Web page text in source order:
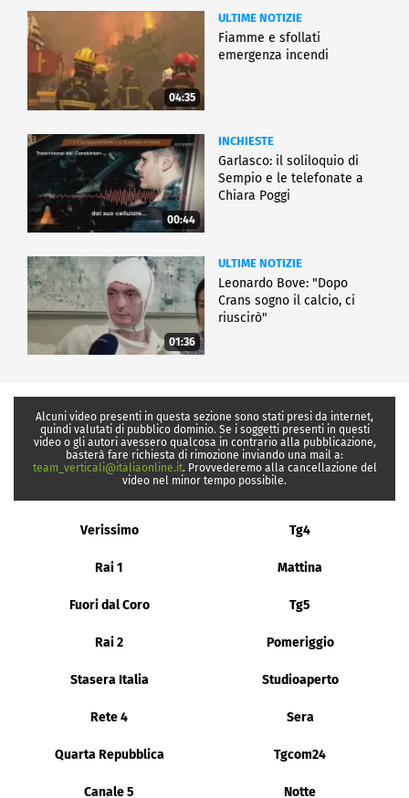
04:35
ULTIME NOTIZIE
Fiamme e sfollati
emergenza incendi
00:44
INCHIESTE
Garlasco: il soliloquio di
Sempio e le telefonate a
Chiara Poggi
01:36
ULTIME NOTIZIE
Leonardo Bove: "Dopo
Crans sogno il calcio, ci
riuscirò"
Alcuni video presenti in questa sezione sono stati presi da internet,
quindi valutati di pubblico dominio. Se i soggetti presenti in questi
video o gli autori avessero qualcosa in contrario alla pubblicazione,
basterà fare richiesta di rimozione inviando una mail a:
team_verticali@italiaonline.it. Provvederemo alla cancellazione del
video nel minor tempo possibile.
Verissimo Tg4
Rai 1 Mattina
Fuori dal Coro Tg5
Rai 2 Pomeriggio
Stasera Italia Studioaperto
Rete 4 Sera
Quarta Repubblica Tgcom24
Canale 5 Notte